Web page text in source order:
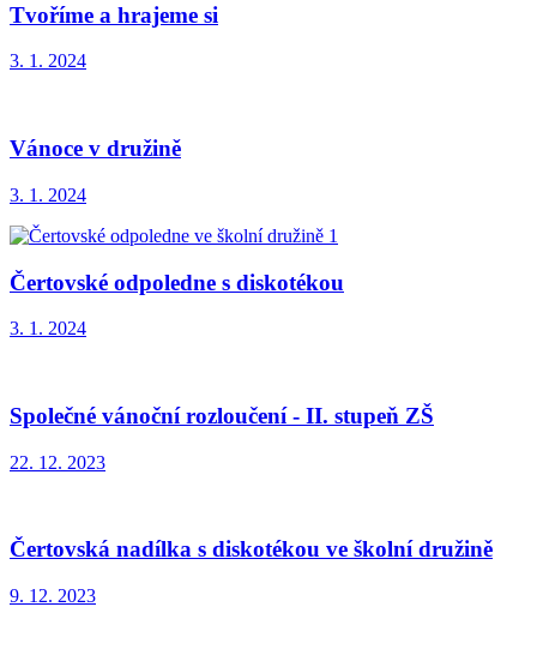
Tvoříme a hrajeme si
3. 1. 2024
Vánoce v družině
3. 1. 2024
Čertovské odpoledne s diskotékou
3. 1. 2024
Společné vánoční rozloučení - II. stupeň ZŠ
22. 12. 2023
Čertovská nadílka s diskotékou ve školní družině
9. 12. 2023